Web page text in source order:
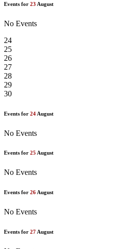
Events for 23 August
No Events
24
25
26
27
28
29
30
Events for 24 August
No Events
Events for 25 August
No Events
Events for 26August
No Events
Events for 27 August